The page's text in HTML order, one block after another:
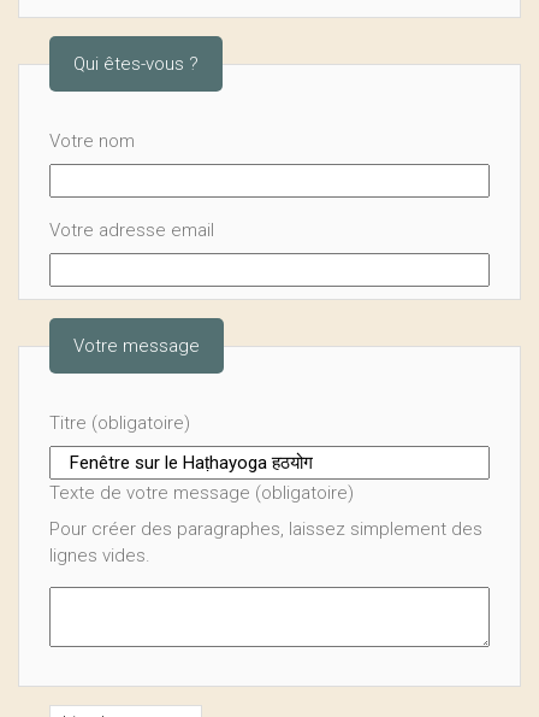
Qui êtes-vous ?
Votre nom
Votre adresse email
Votre message
Titre (obligatoire)
Texte de votre message (obligatoire)
Pour créer des paragraphes, laissez simplement des
lignes vides.